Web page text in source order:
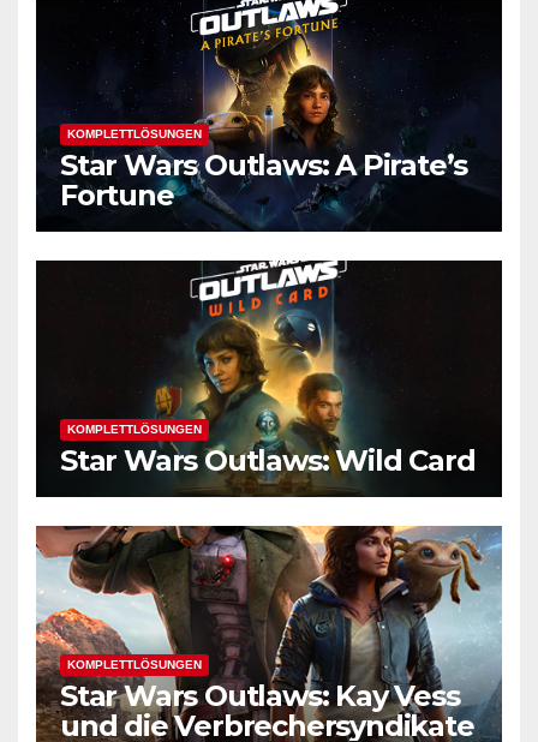
KOMPLETTLÖSUNGEN
Star Wars Outlaws: A Pirate’s
Fortune
KOMPLETTLÖSUNGEN
Star Wars Outlaws: Wild Card
KOMPLETTLÖSUNGEN
Star Wars Outlaws: Kay Vess
und die Verbrechersyndikate